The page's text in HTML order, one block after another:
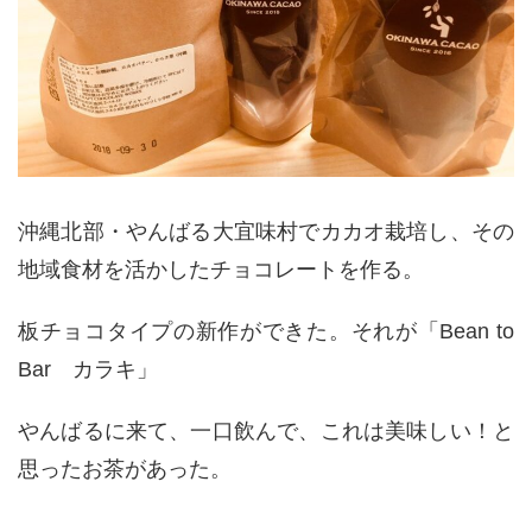
沖縄北部・やんばる大宜味村でカカオ栽培し、その
地域食材を活かしたチョコレートを作る。
板チョコタイプの新作ができた。それが「Bean to
Bar カラキ」
やんばるに来て、一口飲んで、これは美味しい！と
思ったお茶があった。